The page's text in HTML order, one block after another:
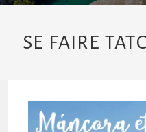
SE FAIRE